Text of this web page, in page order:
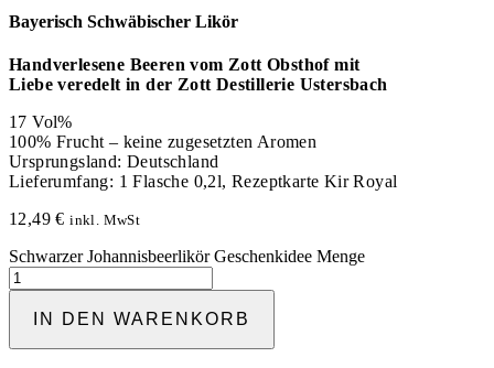
Bayerisch Schwäbischer Likör
Handverlesene Beeren vom Zott Obsthof mit
Liebe veredelt in der Zott Destillerie Ustersbach
17 Vol%
100% Frucht – keine zugesetzten Aromen
Ursprungsland: Deutschland
Lieferumfang: 1 Flasche 0,2l, Rezeptkarte Kir Royal
12,49€ inkl. MwSt
Schwarzer Johannisbeerlikör Geschenkidee Menge
IN DEN WARENKORB